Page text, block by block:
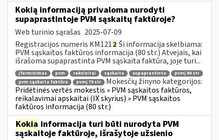
Kokią informaciją privaloma nurodyti
supaprastintoje PVM sąskaitų faktūroje?
Web turinio sąrašas 2025-07-09
Registracijos numeris KM1212 Ši informacija skelbiama:
PVM sąskaitos faktūros informacija (80 str.) Atvejais, kai
išrašoma supaprastinta PVM sąskaita faktūra, joje turi...
įforminimas pvm rekvizitai sąskaita supaprastinta
pvmį 80 str
pvm sąskaita faktūra
pvmį 79 str
Mokesčių žinyno kategorijos:
Pridėtinės vertės mokestis » PVM sąskaitos faktūros,
reikalavimai apskaitai (IX skyrius) » PVM sąskaitos
faktūros informacija (80 str.)
Kokia informacija turi būti nurodyta PVM
sąskaitoje faktūroje, išrašytoje užsienio